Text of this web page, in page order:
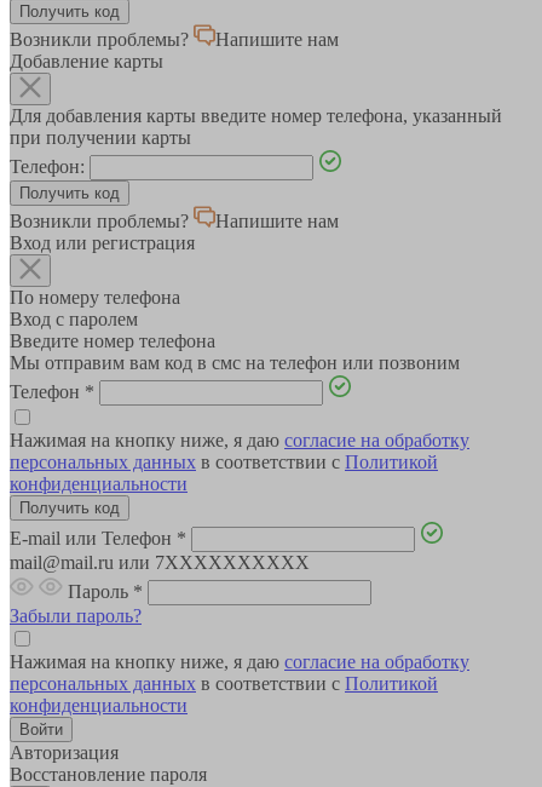
Возникли проблемы?
Напишите нам
Добавление карты
Для добавления карты введите номер телефона, указанный
при получении карты
Телефон:
Возникли проблемы?
Напишите нам
Вход или регистрация
По номеру телефона
Вход с паролем
Введите номер телефона
Мы отправим вам код в смс на телефон или позвоним
Телефон *
Нажимая на кнопку ниже, я даю согласие на обработку
персональных данных в соответствии с Политикой
конфиденциальности
E-mail или Телефон *
mail@mail.ru или 7XXXXXXXXXX
Пароль *
Забыли пароль?
Нажимая на кнопку ниже, я даю согласие на обработку
персональных данных в соответствии с Политикой
конфиденциальности
Авторизация
Восстановление пароля